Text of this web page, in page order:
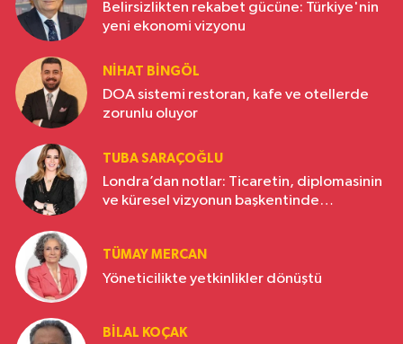
Belirsizlikten rekabet gücüne: Türkiye'nin
yeni ekonomi vizyonu
NIHAT BINGÖL
DOA sistemi restoran, kafe ve otellerde
zorunlu oluyor
TUBA SARAÇOĞLU
Londra’dan notlar: Ticaretin, diplomasinin
ve küresel vizyonun başkentinde
TÜMAY MERCAN
Yöneticilikte yetkinlikler dönüştü
BILAL KOÇAK